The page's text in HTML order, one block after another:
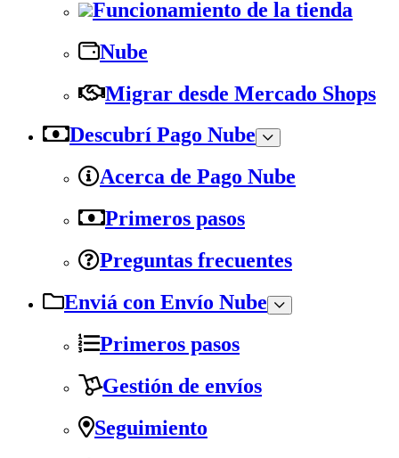
Funcionamiento de la tienda
Nube
Migrar desde Mercado Shops
Descubrí Pago Nube
Acerca de Pago Nube
Primeros pasos
Preguntas frecuentes
Enviá con Envío Nube
Primeros pasos
Gestión de envíos
Seguimiento